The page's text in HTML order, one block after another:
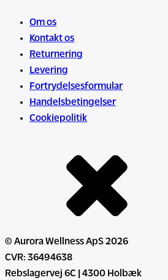
Om os
Kontakt os
Returnering
Levering
Fortrydelsesformular
Handelsbetingelser
Cookiepolitik
© Aurora Wellness ApS 2026
CVR: 36494638
Rebslagervej 6C | 4300 Holbæk